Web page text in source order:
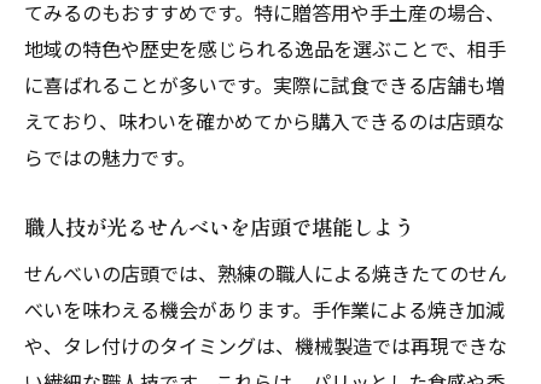
てみるのもおすすめです。特に贈答用や手土産の場合、
地域の特色や歴史を感じられる逸品を選ぶことで、相手
に喜ばれることが多いです。実際に試食できる店舗も増
えており、味わいを確かめてから購入できるのは店頭な
らではの魅力です。
職人技が光るせんべいを店頭で堪能しよう
せんべいの店頭では、熟練の職人による焼きたてのせん
べいを味わえる機会があります。手作業による焼き加減
や、タレ付けのタイミングは、機械製造では再現できな